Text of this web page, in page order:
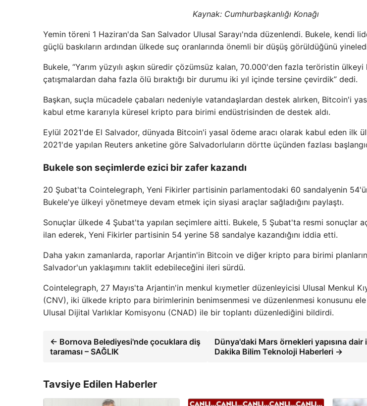
Kaynak: Cumhurbaşkanlığı Konağı
Yemin töreni 1 Haziran'da San Salvador Ulusal Sarayı'nda düzenlendi. Bukele, kendi
güçlü baskıların ardından ülkede suç oranlarında önemli bir düşüş görüldüğünü
Bukele, “Yarım yüzyılı aşkın süredir çözümsüz kalan, 70.000'den fazla teröristin
çatışmalardan daha fazla ölü bıraktığı bir durumu iki yıl içinde tersine çevirdik” dedi.
Başkan, suçla mücadele çabaları nedeniyle vatandaşlardan destek alırken, Bitcoin'i
kabul etme kararıyla küresel kripto para birimi endüstrisinden de destek aldı.
Eylül 2021'de El Salvador, dünyada Bitcoin'i yasal ödeme aracı olarak kabul eden ilk
2021'de yapılan Reuters anketine göre Salvadorluların dörtte üçünden fazlası
Bukele son seçimlerde ezici bir zafer kazandı
20 Şubat'ta Cointelegraph, Yeni Fikirler partisinin parlamentodaki 60 sandalyenin
Bukele'ye ülkeyi yönetmeye devam etmek için siyasi araçlar sağladığını paylaştı.
Sonuçlar ülkede 4 Şubat'ta yapılan seçimlere aitti. Bukele, 5 Şubat'ta resmi sonuçlar
ilan ederek, Yeni Fikirler partisinin 54 yerine 58 sandalye kazandığını iddia etti.
Daha yakın zamanlarda, raporlar Arjantin'in Bitcoin ve diğer kripto para birimi
Salvador'un yaklaşımını taklit edebileceğini ileri sürdü.
Cointelegraph, 27 Mayıs'ta Arjantin'in menkul kıymetler düzenleyicisi Ulusal Menkul
(CNV), iki ülkede kripto para birimlerinin benimsenmesi ve düzenlenmesi konusunu
Ulusal Dijital Varlıklar Komisyonu (CNAD) ile bir toplantı düzenlediğini bildirdi.
← Bornova Belediyesi'nde çocuklara diş
taraması – SAĞLIK
Dünya'daki Mars örnekleri yapısına dair
Dakika Bilim Teknoloji Haberleri →
Tavsiye Edilen Haberler